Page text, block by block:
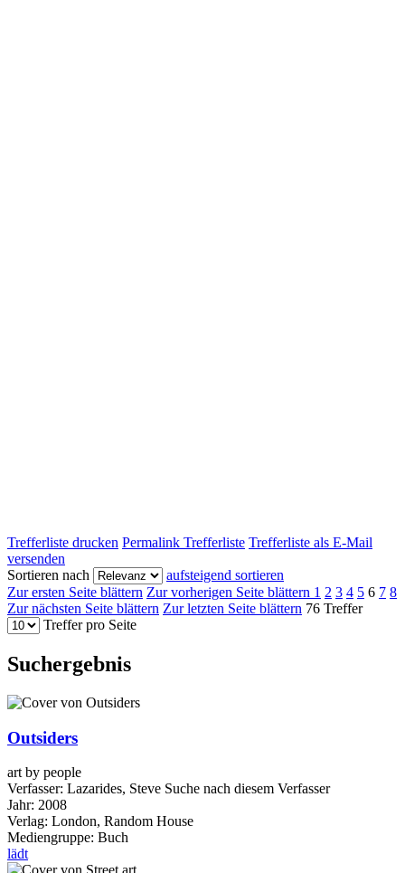
Trefferliste drucken Permalink Trefferliste Trefferliste als E-Mail
versenden
Sortieren nach
aufsteigend sortieren
Zur ersten Seite blättern Zur vorherigen Seite blättern 1 2 3 4 5 6 7 8
Zur nächsten Seite blättern Zur letzten Seite blättern 76 Treffer
Treffer pro Seite
Suchergebnis
Outsiders
art by people
Verfasser: Lazarides, Steve Suche nach diesem Verfasser
Jahr: 2008
Verlag: London, Random House
Mediengruppe: Buch
lädt